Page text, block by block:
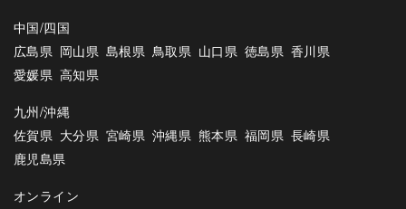
中国/四国
広島県 岡山県 島根県 鳥取県 山口県 徳島県 香川県
愛媛県 高知県
九州/沖縄
佐賀県 大分県 宮崎県 沖縄県 熊本県 福岡県 長崎県
鹿児島県
オンライン